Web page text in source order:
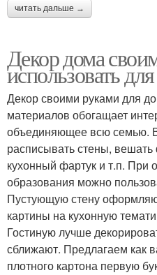
читать дальше →
Декор дома
использовать
Декор своими руками для
материалов обогащает
объединяющее всю семью.
расписывать стены,
кухонный фартук и т.п. При
образования можно
Пустующую стену
картины на кухонную
Гостиную лучше
сближают. Предлагаем как
плотного картона первую